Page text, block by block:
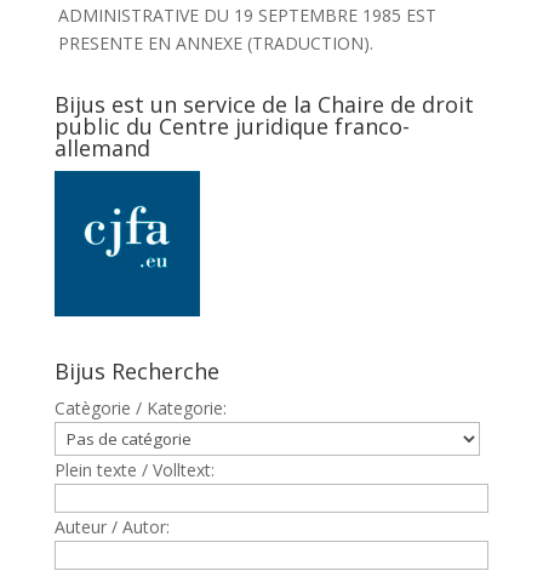
ADMINISTRATIVE DU 19 SEPTEMBRE 1985 EST
PRESENTE EN ANNEXE (TRADUCTION).
Bijus est un service de la Chaire de droit
public du Centre juridique franco-
allemand
Bijus Recherche
Catègorie / Kategorie:
Plein texte / Volltext:
Auteur / Autor: